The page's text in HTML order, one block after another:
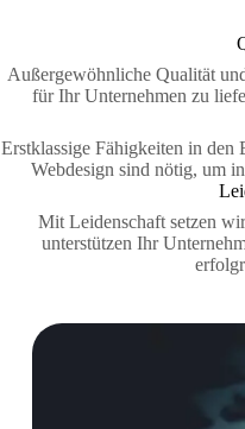
Außergewöhnliche Qualität
für Ihr Unternehmen zu
Erstklassige Fähigkeiten in
Webdesign sind nötig, um
Mit Leidenschaft setzen
unterstützen Ihr